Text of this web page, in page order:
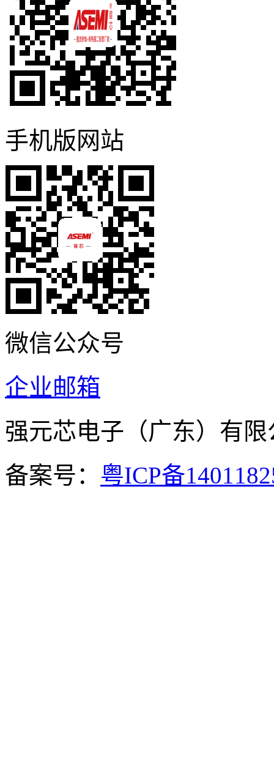
手机版网站
微信公众号
企业邮箱
强元芯电子（广东）
备案号： 粤ICP备